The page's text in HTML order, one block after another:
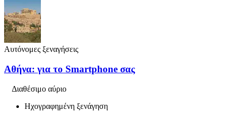
Αυτόνομες ξεναγήσεις
Αθήνα: για το Smartphone σας
Διαθέσιμο αύριο
Ηχογραφημένη ξενάγηση